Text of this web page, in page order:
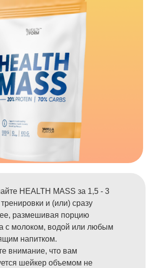
HEALTH MASS за 1,5 - 3
и (или) сразу
размешивая порцию
с молоком, водой или любым
напитком.
внимание, что вам
шейкер объемом не